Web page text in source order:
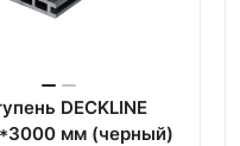
DECKLINE
мм (черный)